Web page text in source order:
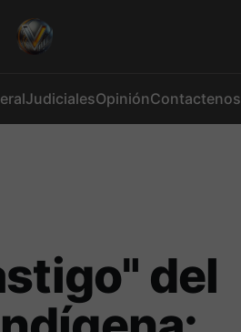
JudicialesOpiniónContactenos
del